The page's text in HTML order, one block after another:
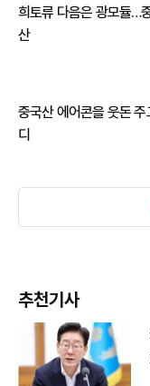
희토류 다음은 광모듈…
산
중국산 에어콘을 웃돈 주
디
추천기사